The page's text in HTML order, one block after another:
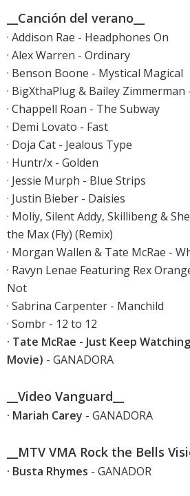
__Canción del verano__
· Addison Rae - Headphones On
· Alex Warren - Ordinary
· Benson Boone - Mystical Magical
· BigXthaPlug & Bailey Zimmerman
· Chappell Roan - The Subway
· Demi Lovato - Fast
· Doja Cat - Jealous Type
· Huntr/x - Golden
· Jessie Murph - Blue Strips
· Justin Bieber - Daisies
· Moliy, Silent Addy, Skillibeng &
the Max (Fly) (Remix)
· Morgan Wallen & Tate McRae -
· Ravyn Lenae Featuring Rex
Not
· Sabrina Carpenter - Manchild
· Sombr - 12 to 12
· Tate McRae - Just Keep
Movie) - GANADORA
__Video Vanguard__
· Mariah Carey - GANADORA
__MTV VMA Rock the Bells
· Busta Rhymes - GANADOR